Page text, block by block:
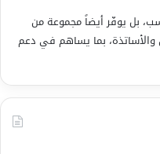
بل يوفّر أيضاً مجموعة من
والأساتذة، بما يساهم في دعم